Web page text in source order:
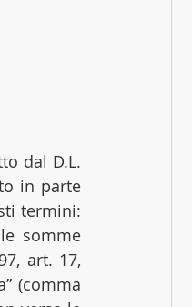
dal D.L.
in parte
termini:
somme
art. 17,
(comma